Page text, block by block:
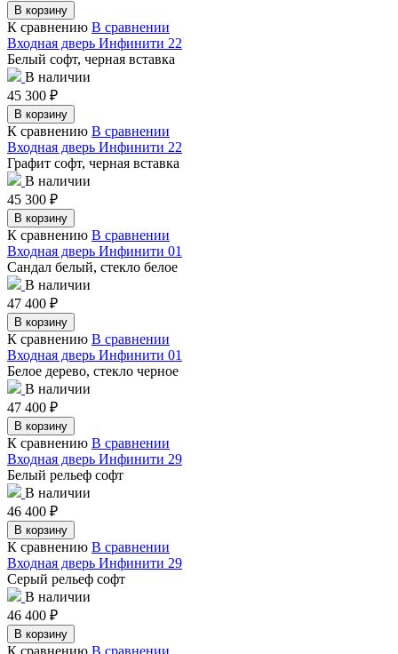
В корзину
К сравнению В сравнении
Входная дверь Инфинити 22
Белый софт, черная вставка
В наличии
45 300 ₽
В корзину
К сравнению В сравнении
Входная дверь Инфинити 22
Графит софт, черная вставка
В наличии
45 300 ₽
В корзину
К сравнению В сравнении
Входная дверь Инфинити 01
Сандал белый, стекло белое
В наличии
47 400 ₽
В корзину
К сравнению В сравнении
Входная дверь Инфинити 01
Белое дерево, стекло черное
В наличии
47 400 ₽
В корзину
К сравнению В сравнении
Входная дверь Инфинити 29
Белый рельеф софт
В наличии
46 400 ₽
В корзину
К сравнению В сравнении
Входная дверь Инфинити 29
Серый рельеф софт
В наличии
46 400 ₽
В корзину
К сравнению В сравнении